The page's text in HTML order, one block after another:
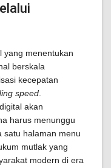
yang menentukan
berskala
kecepatan
speed
akan
harus menunggu
satu halaman menu
mutlak yang
modern di era